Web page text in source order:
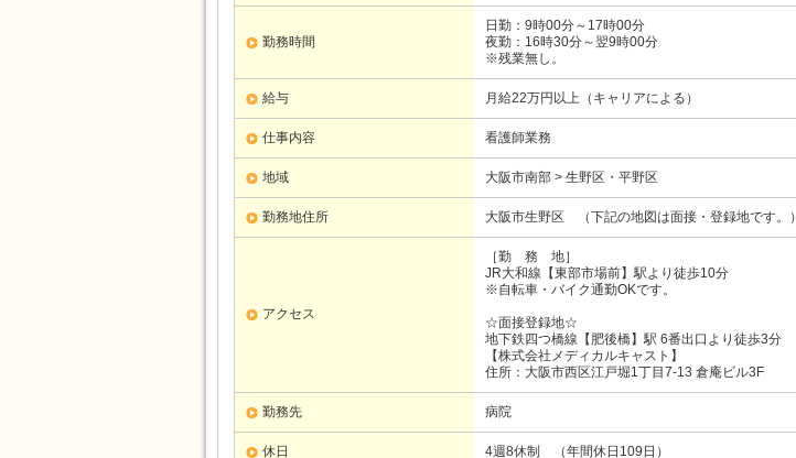
勤務時間
日勤：9時00分～17時00分
夜勤：16時30分～翌9時00分
※残業無し。
給与 月給22万円以上（キャリアによる）
仕事内容 看護師業務
地域 大阪市南部 > 生野区・平野区
勤務地住所 大阪市生野区 （下記の地図は面接・登録地です。）
アクセス
［勤 務 地］
JR大和線【東部市場前】駅より徒歩10分
※自転車・バイク通勤OKです。
☆面接登録地☆
地下鉄四つ橋線【肥後橋】駅 6番出口より徒歩3分
【株式会社メディカルキャスト】
住所：大阪市西区江戸堀1丁目7-13 倉庵ビル3F
勤務先 病院
休日 4週8休制 （年間休日109日）